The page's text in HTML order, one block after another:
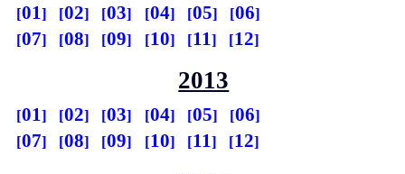
01 02 03 04 05
06
07
08 09 10 11 12
2013
01 02 03 04 05
06
07
08 09 10 11 12